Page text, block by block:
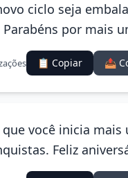
ciclo seja
por mais
📋 Copiar 📤
você inicia mais
Feliz